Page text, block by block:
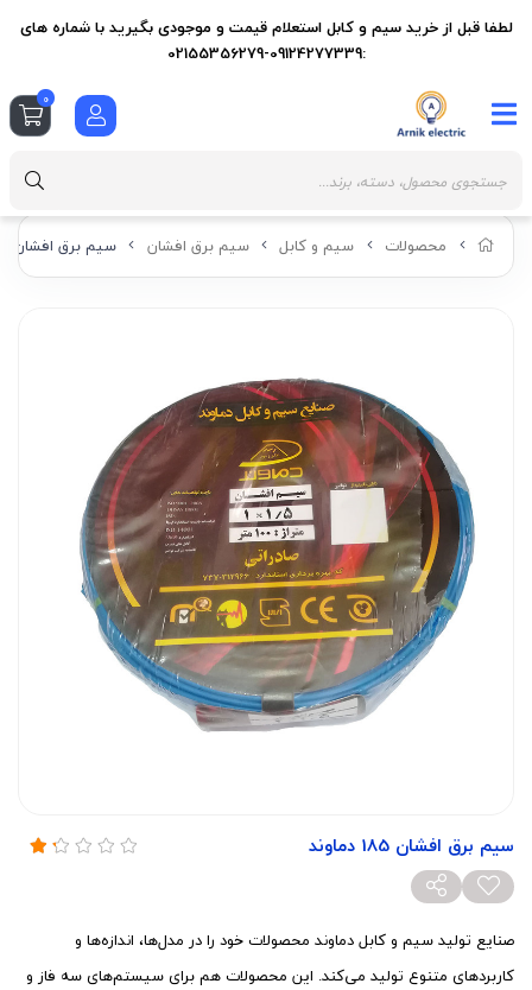
محصولات سیم و کابل سیم برق افشان سیم برق افشان 185 دماوند
سیم برق افشان 185 دماوند
صنایع تولید سیم و کابل دماوند محصولات خود را در مدل‌ها، اندازه‌ها و
کاربرد‌های متنوع تولید می‌کند. این محصولات هم برای سیستم‌های سه فاز و
لطفا قبل از خرید سیم و کابل استعلام قیمت و موجودی بگیرید با شماره های
:09124277339-02155356279
0